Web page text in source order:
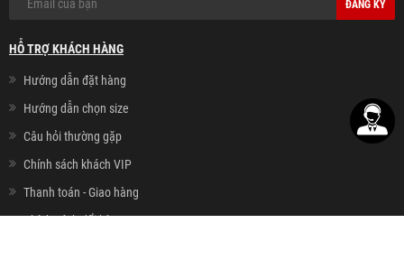
ĐĂNG KÝ
HỖ TRỢ KHÁCH HÀNG
Hướng dẫn đặt hàng
Hướng dẫn chọn size
Câu hỏi thường gặp
Chính sách khách VIP
Thanh toán - Giao hàng
Chính sách đổi hàng